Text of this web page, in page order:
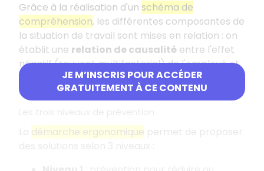
JE M’INSCRIS POUR ACCÉDER
GRATUITEMENT À CE CONTENU
Grâce à la réalisation d'un schéma de
compréhension, les différentes composantes de
la situation de travail sont mises en relation : on
établit une relation de causalité entre l'effet
négatif (souvent multifactoriel) de l'employé et
les différentes causes. Cela permet de formuler
une
hypothèsequi est ensuite validée.
La démarche ergonomique permet de proposer